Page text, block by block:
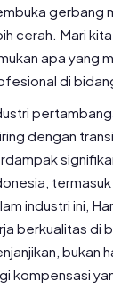
gerbang
cerah. Mari
apa yang
di
dengan
termasuk
industri ini,
berkualitas di
bukan
kompensasi